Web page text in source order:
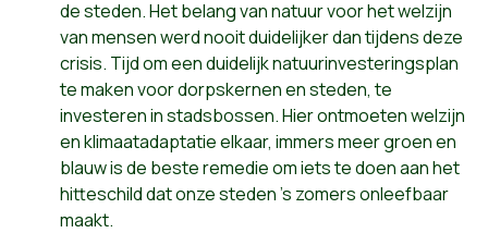
de steden. Het belang van natuur voor het welzijn
van mensen werd nooit duidelijker dan tijdens deze
crisis. Tijd om een duidelijk natuurinvesteringsplan
te maken voor dorpskernen en steden, te
investeren in stadsbossen. Hier ontmoeten welzijn
en klimaatadaptatie elkaar, immers meer groen en
blauw is de beste remedie om iets te doen aan het
hitteschild dat onze steden ’s zomers onleefbaar
maakt.